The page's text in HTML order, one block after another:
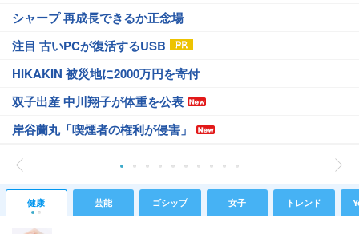
シャープ 再成長できるか正念場
注目 古いPCが復活するUSB
HIKAKIN 被災地に2000万円を寄付
双子出産 中川翔子が体重を公表
岸谷蘭丸「喫煙者の権利が侵害」
健康 芸能 ゴシップ 女子 トレンド